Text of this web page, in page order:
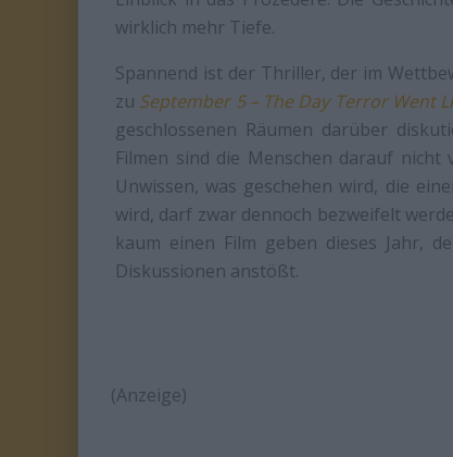
wirklich mehr Tiefe.
Spannend ist der Thriller, der im
zu September 5 – The Day Terror Went
geschlossenen Räumen darüber
Filmen sind die Menschen darauf
Unwissen, was geschehen wird, die
wird, darf zwar dennoch bezweifelt
kaum einen Film geben dieses Jahr,
Diskussionen anstößt.
(Anzeige)